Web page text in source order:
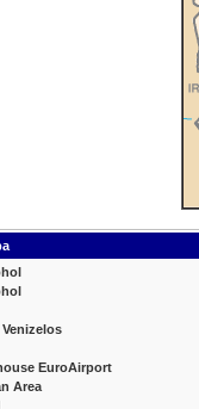
EuroAirport
Area